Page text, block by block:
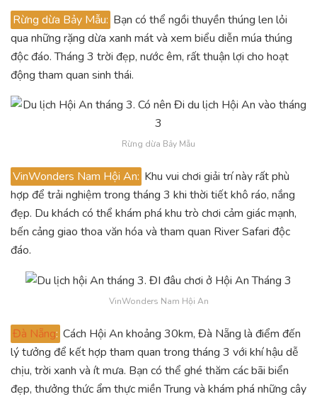
Rừng dừa Bảy Mẫu: Bạn có thể ngồi thuyền thúng len lỏi
qua những rặng dừa xanh mát và xem biểu diễn múa thúng
độc đáo. Tháng 3 trời đẹp, nước êm, rất thuận lợi cho hoạt
động tham quan sinh thái.
Rừng dừa Bảy Mẫu
VinWonders Nam Hội An: Khu vui chơi giải trí này rất phù
hợp để trải nghiệm trong tháng 3 khi thời tiết khô ráo, nắng
đẹp. Du khách có thể khám phá khu trò chơi cảm giác mạnh,
bến cảng giao thoa văn hóa và tham quan River Safari độc
đáo.
VinWonders Nam Hội An
Đà Nẵng: Cách Hội An khoảng 30km, Đà Nẵng là điểm đến
lý tưởng để kết hợp tham quan trong tháng 3 với khí hậu dễ
chịu, trời xanh và ít mưa. Bạn có thể ghé thăm các bãi biển
đẹp, thưởng thức ẩm thực miền Trung và khám phá những cây